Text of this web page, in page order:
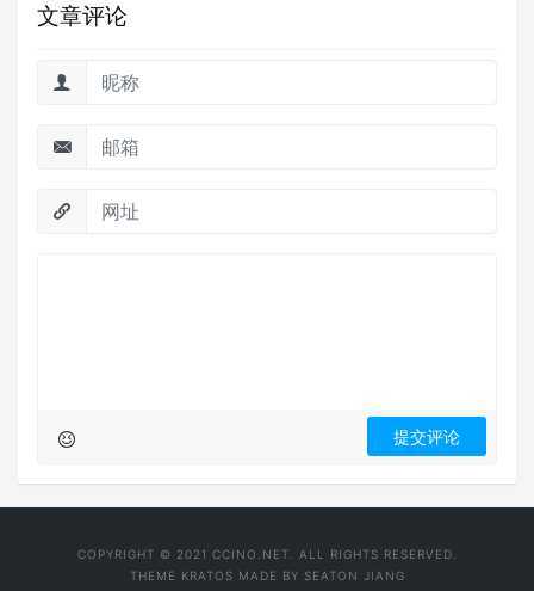
文章评论
COPYRIGHT © 2021 CCINO.NET. ALL RIGHTS RESERVED.
THEME KRATOS MADE BY SEATON JIANG